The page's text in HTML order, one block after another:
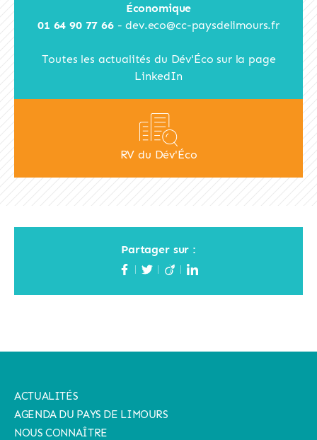
Économique
01 64 90 77 66-dev.eco@cc-paysdelimours.fr
Toutes les actualités du Dév'Éco sur la page
LinkedIn
RV du Dév'Éco
Partager sur :
ACTUALITÉS
AGENDA DU PAYS DE LIMOURS
NOUS CONNAÎTRE